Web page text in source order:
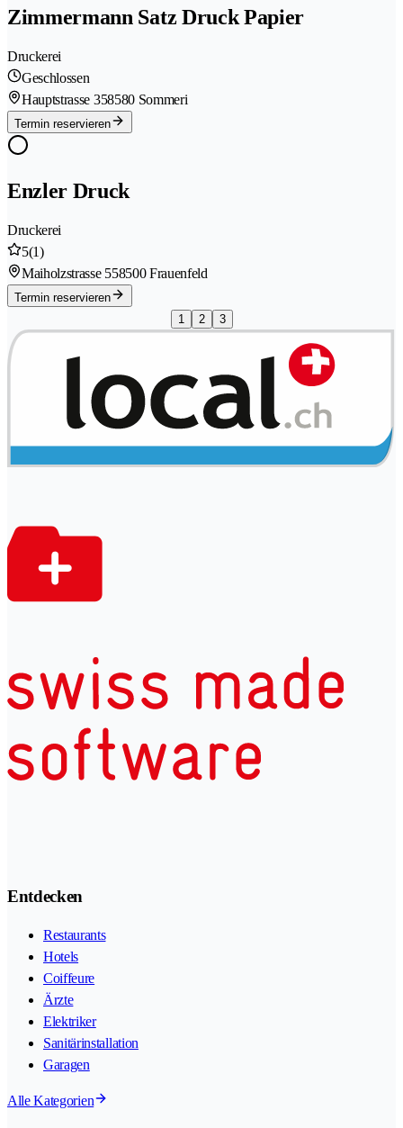
Zimmermann Satz Druck Papier
Druckerei
Geschlossen
Hauptstrasse 358580 Sommeri
Termin reservieren
Enzler Druck
Druckerei
5(1)
Maiholzstrasse 558500 Frauenfeld
Termin reservieren
1
2 3
Entdecken
Restaurants
Hotels
Coiffeure
Ärzte
Elektriker
Sanitärinstallation
Garagen
Alle Kategorien